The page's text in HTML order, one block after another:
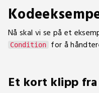
Nå skal vi se på et
Condition for å
Et kort klipp